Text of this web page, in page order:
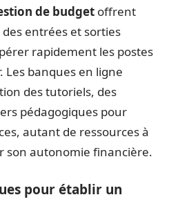
de budget offrent
entrées et sorties
rapidement les postes
Les banques en ligne
des tutoriels, des
pédagogiques pour
autant de ressources à
son autonomie financière.
pour établir un